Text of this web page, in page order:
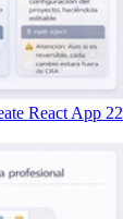
React App 22